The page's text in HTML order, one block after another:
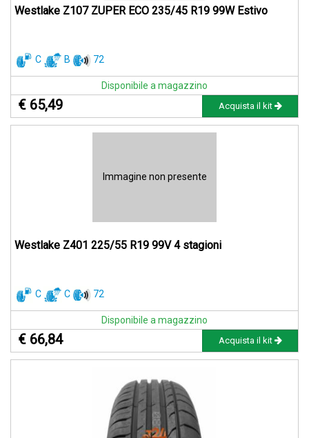
Westlake Z107 ZUPER ECO 235/45 R19 99W Estivo
C B 72
Disponibile a magazzino
€ 65,49 Acquista il kit
Immagine non presente
Westlake Z401 225/55 R19 99V 4 stagioni
C C 72
Disponibile a magazzino
€ 66,84 Acquista il kit